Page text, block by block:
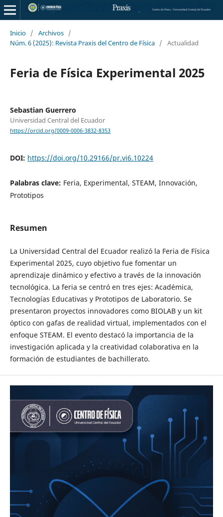
Inicio / Archivos /
Núm. 6 (2025): Revista Praxis del Centro de Física / Actualidad
Feria de Física Experimental 2025
Sebastian Guerrero
Universidad Central del Ecuador
https://orcid.org/0009-0006-3832-8353
DOI: https://doi.org/10.29166/pr.vi6.10224
Palabras clave: Feria, Experimental, STEAM, Innovación,
Prototipos
Resumen
La Universidad Central del Ecuador realizó la Feria de Física
Experimental 2025, cuyo objetivo fue fomentar un
aprendizaje dinámico y efectivo a través de la innovación
tecnológica. La feria se centró en tres ejes: Académica,
Tecnologías Educativas y Prototipos de Laboratorio. Se
presentaron proyectos innovadores como BIOLAB y un kit
óptico con gafas de realidad virtual, implementados con el
enfoque STEAM. El evento destacó la importancia de la
investigación aplicada y la creatividad colaborativa en la
formación de estudiantes de bachillerato.